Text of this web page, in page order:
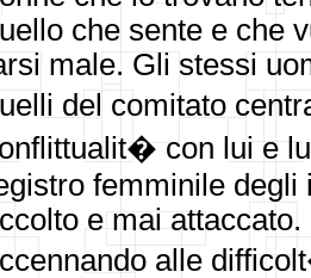
che sente e che
male. Gli stessi
del comitato
con lui e
femminile degli
e mai
alle